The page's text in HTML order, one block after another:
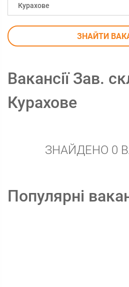
Курахове
ЗНАЙТИ
Вакансії Зав.
Курахове
ЗНАЙДЕНО 0
Популярні